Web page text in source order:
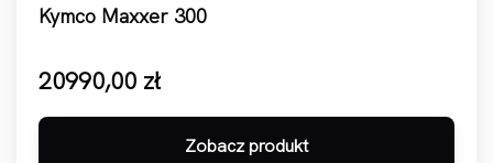
Kymco Maxxer 300
20990,00 zł
Zobacz produkt